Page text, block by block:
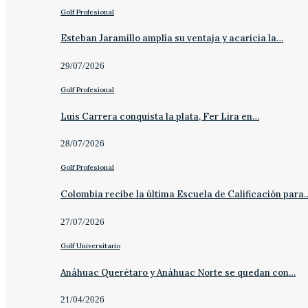
Golf Profesional
Esteban Jaramillo amplía su ventaja y acaricia la…
29/07/2026
Golf Profesional
Luis Carrera conquista la plata, Fer Lira en…
28/07/2026
Golf Profesional
Colombia recibe la última Escuela de Calificación
27/07/2026
Golf Universitario
Anáhuac Querétaro y Anáhuac Norte se quedan con…
21/04/2026